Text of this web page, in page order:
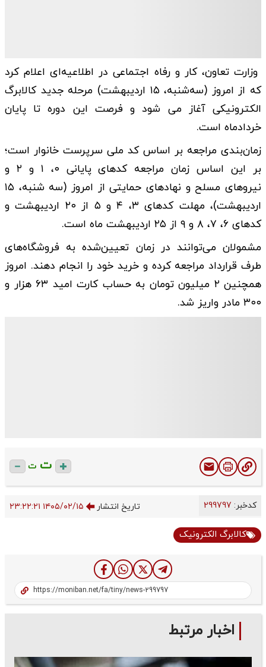
وزارت تعاون، کار و رفاه اجتماعی در اطلاعیه‌ای اعلام کرد
که از امروز (سه‌شنبه، ۱۵ اردیبهشت) مرحله جدید کالابرگ
الکترونیکی آغاز می شود و فرصت این دوره تا پایان
خردادماه است.
زمان‌بندی مراجعه بر اساس کد ملی سرپرست خانوار است؛
بر این اساس زمان مراجعه کدهای پایانی ۰، ۱ و ۲ و
نیروهای مسلح و نهادهای حمایتی از امروز (سه شنبه، ۱۵
اردیبهشت)، مهلت کدهای ۳، ۴ و ۵ از ۲۰ اردیبهشت و
کدهای ۶، ۷، ۸ و ۹ از ۲۵ اردیبهشت ماه است.
مشمولان می‌توانند در زمان تعیین‌شده به فروشگاه‌های
طرف قرارداد مراجعه کرده و خرید خود را انجام دهند. امروز
همچنین ۲ میلیون تومان به حساب کارت امید ۶۳ هزار و
۳۰۰ مادر واریز شد.
ت ت
کدخبر: تاریخ انتشار ۱۴۰۵/۰۲/۱۵ ۲۳:۲۲:۲۱
کالابرگ الکترونیک
اخبار مرتبط